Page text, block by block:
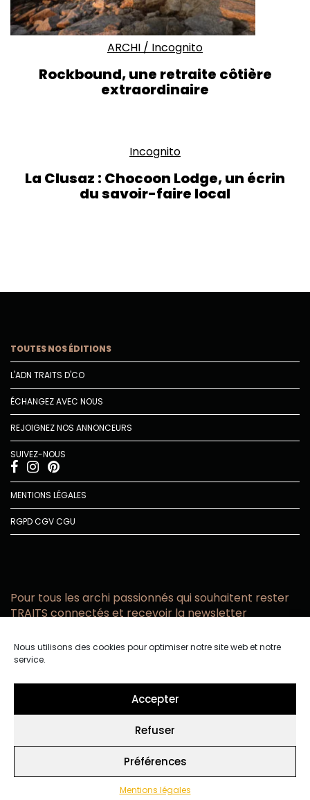
Nous utilisons des cookies pour optimiser notre site web et notre
service.
Accepter
Refuser
Préférences
Mentions légales
ARCHI / Incognito
Rockbound, une retraite côtière
extraordinaire
Incognito
La Clusaz : Chocoon Lodge, un écrin
du savoir-faire local
TOUTES NOS ÉDITIONS
L'ADN TRAITS D'CO
ÉCHANGEZ AVEC NOUS
REJOIGNEZ NOS ANNONCEURS
SUIVEZ-NOUS
MENTIONS LÉGALES
RGPDCGVCGU
Pour tous les archi passionnés qui souhaitent rester
TRAITS connectés et recevoir la newsletter
email
confidentialité.